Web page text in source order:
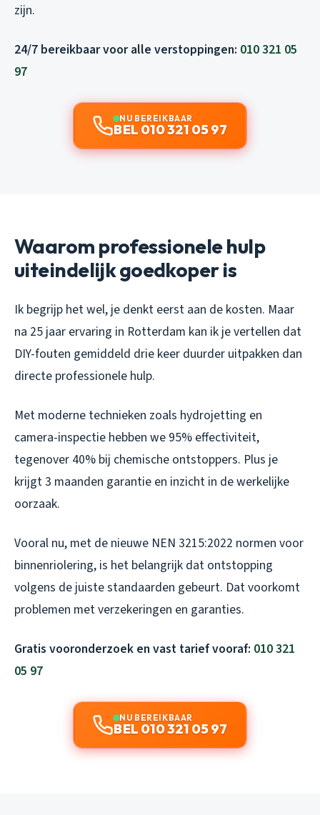
zijn.
24/7 bereikbaar voor alle verstoppingen: 010 321 05
97
NU BEREIKBAAR
BEL 010 321 05 97
Waarom professionele hulp
uiteindelijk goedkoper is
Ik begrijp het wel, je denkt eerst aan de kosten. Maar
na 25 jaar ervaring in Rotterdam kan ik je vertellen dat
DIY-fouten gemiddeld drie keer duurder uitpakken dan
directe professionele hulp.
Met moderne technieken zoals hydrojetting en
camera-inspectie hebben we 95% effectiviteit,
tegenover 40% bij chemische ontstoppers. Plus je
krijgt 3 maanden garantie en inzicht in de werkelijke
oorzaak.
Vooral nu, met de nieuwe NEN 3215:2022 normen voor
binnenriolering, is het belangrijk dat ontstopping
volgens de juiste standaarden gebeurt. Dat voorkomt
problemen met verzekeringen en garanties.
Gratis vooronderzoek en vast tarief vooraf: 010 321
05 97
NU BEREIKBAAR
BEL 010 321 05 97